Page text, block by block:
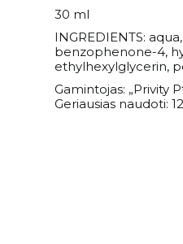
VISOS
30 ml
INGREDIENTS:
benzophenone-4,
ethylhexylglycerin,
Gamintojas: „Privity
Geriausias naudoti: